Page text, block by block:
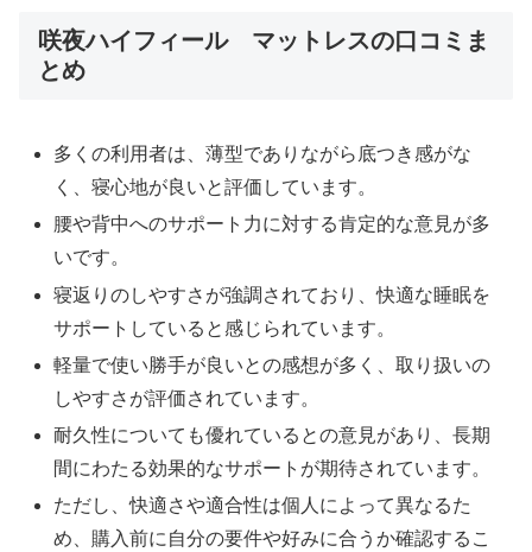
咲夜ハイフィール マットレスの口コミま
とめ
多くの利用者は、薄型でありながら底つき感がな
く、寝心地が良いと評価しています。
腰や背中へのサポート力に対する肯定的な意見が多
いです。
寝返りのしやすさが強調されており、快適な睡眠を
サポートしていると感じられています。
軽量で使い勝手が良いとの感想が多く、取り扱いの
しやすさが評価されています。
耐久性についても優れているとの意見があり、長期
間にわたる効果的なサポートが期待されています。
ただし、快適さや適合性は個人によって異なるた
め、購入前に自分の要件や好みに合うか確認するこ